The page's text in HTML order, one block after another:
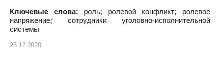
Ключевые слова: роль; ролевой конфликт; ролевое
напряжение; сотрудники уголовно-исполнительной
системы
23.12.2020